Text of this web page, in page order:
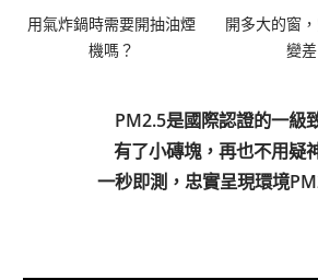
用氣炸鍋時需要開抽油煙
機嗎？
開多大的窗
變
PM2.5是國際認證的一級
有了小磚塊，再也不用疑
一秒即測，忠實呈現環境